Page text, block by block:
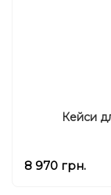
Кейси
8 970 грн.